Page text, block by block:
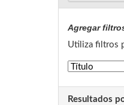
Agregar
Utiliza filtros
Resultados